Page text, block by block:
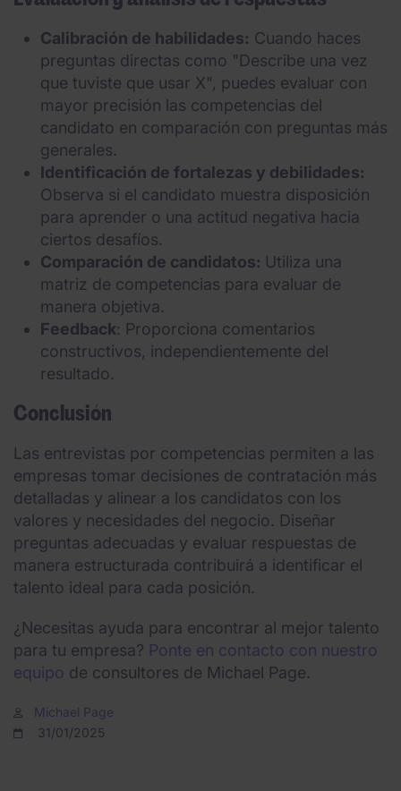
Calibración de habilidades: Cuando haces
preguntas directas como "Describe una vez
que tuviste que usar X", puedes evaluar con
mayor precisión las competencias del
candidato en comparación con preguntas más
generales.
Identificación de fortalezas y debilidades:
Observa si el candidato muestra disposición
para aprender o una actitud negativa hacia
ciertos desafíos.
Comparación de candidatos: Utiliza una
matriz de competencias para evaluar de
manera objetiva.
Feedback: Proporciona comentarios
constructivos, independientemente del
resultado.
Conclusión
Las entrevistas por competencias permiten a las
empresas tomar decisiones de contratación más
detalladas y alinear a los candidatos con los
valores y necesidades del negocio. Diseñar
preguntas adecuadas y evaluar respuestas de
manera estructurada contribuirá a identificar el
talento ideal para cada posición.
¿Necesitas ayuda para encontrar al mejor talento
para tu empresa? Ponte en contacto con nuestro
equipo de consultores de Michael Page.
Michael Page
31/01/2025